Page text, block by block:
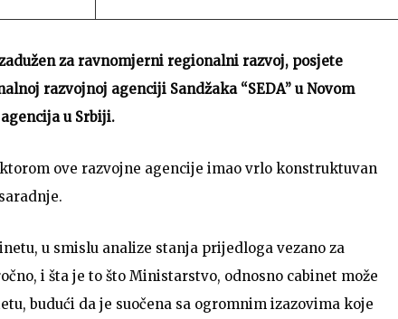
za ravnomjerni regionalni razvoj, posjete
razvojnoj agenciji Sandžaka “SEDA” u Novom
u Srbiji.
ove razvojne agencije imao vrlo konstruktuvan
u smislu analize stanja prijedloga vezano za
i šta je to što Ministarstvo, odnosno cabinet može
budući da je suočena sa ogromnim izazovima koje